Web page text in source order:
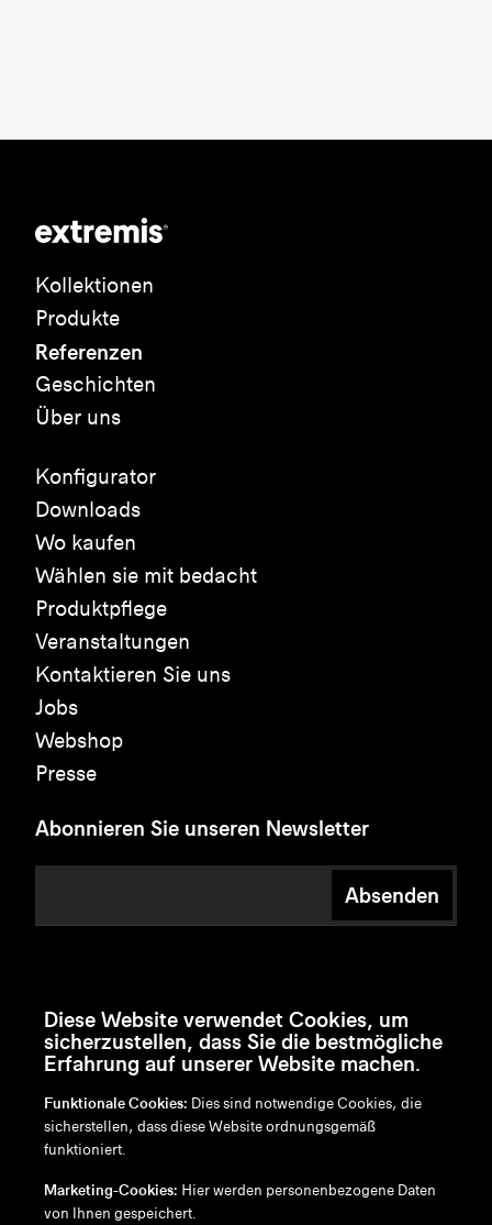
Kollektionen
Produkte
Referenzen
Geschichten
Über uns
Konfigurator
Downloads
Wo kaufen
Wählen sie mit bedacht
Produktpflege
Veranstaltungen
Kontaktieren Sie uns
Jobs
Webshop
Presse
Abonnieren Sie unseren Newsletter
Absenden
en/nl/fr/de
Disclaimer
Diese Website verwendet Cookies, um
sicherzustellen, dass Sie die bestmögliche
Erfahrung auf unserer Website machen.
Funktionale Cookies: Dies sind notwendige Cookies, die
sicherstellen, dass diese Website ordnungsgemäß
funktioniert.
Marketing-Cookies: Hier werden personenbezogene Daten
von Ihnen gespeichert.